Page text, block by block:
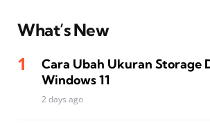
What’s New
Cara Ubah Ukuran Storage
Windows 11
2 days ago